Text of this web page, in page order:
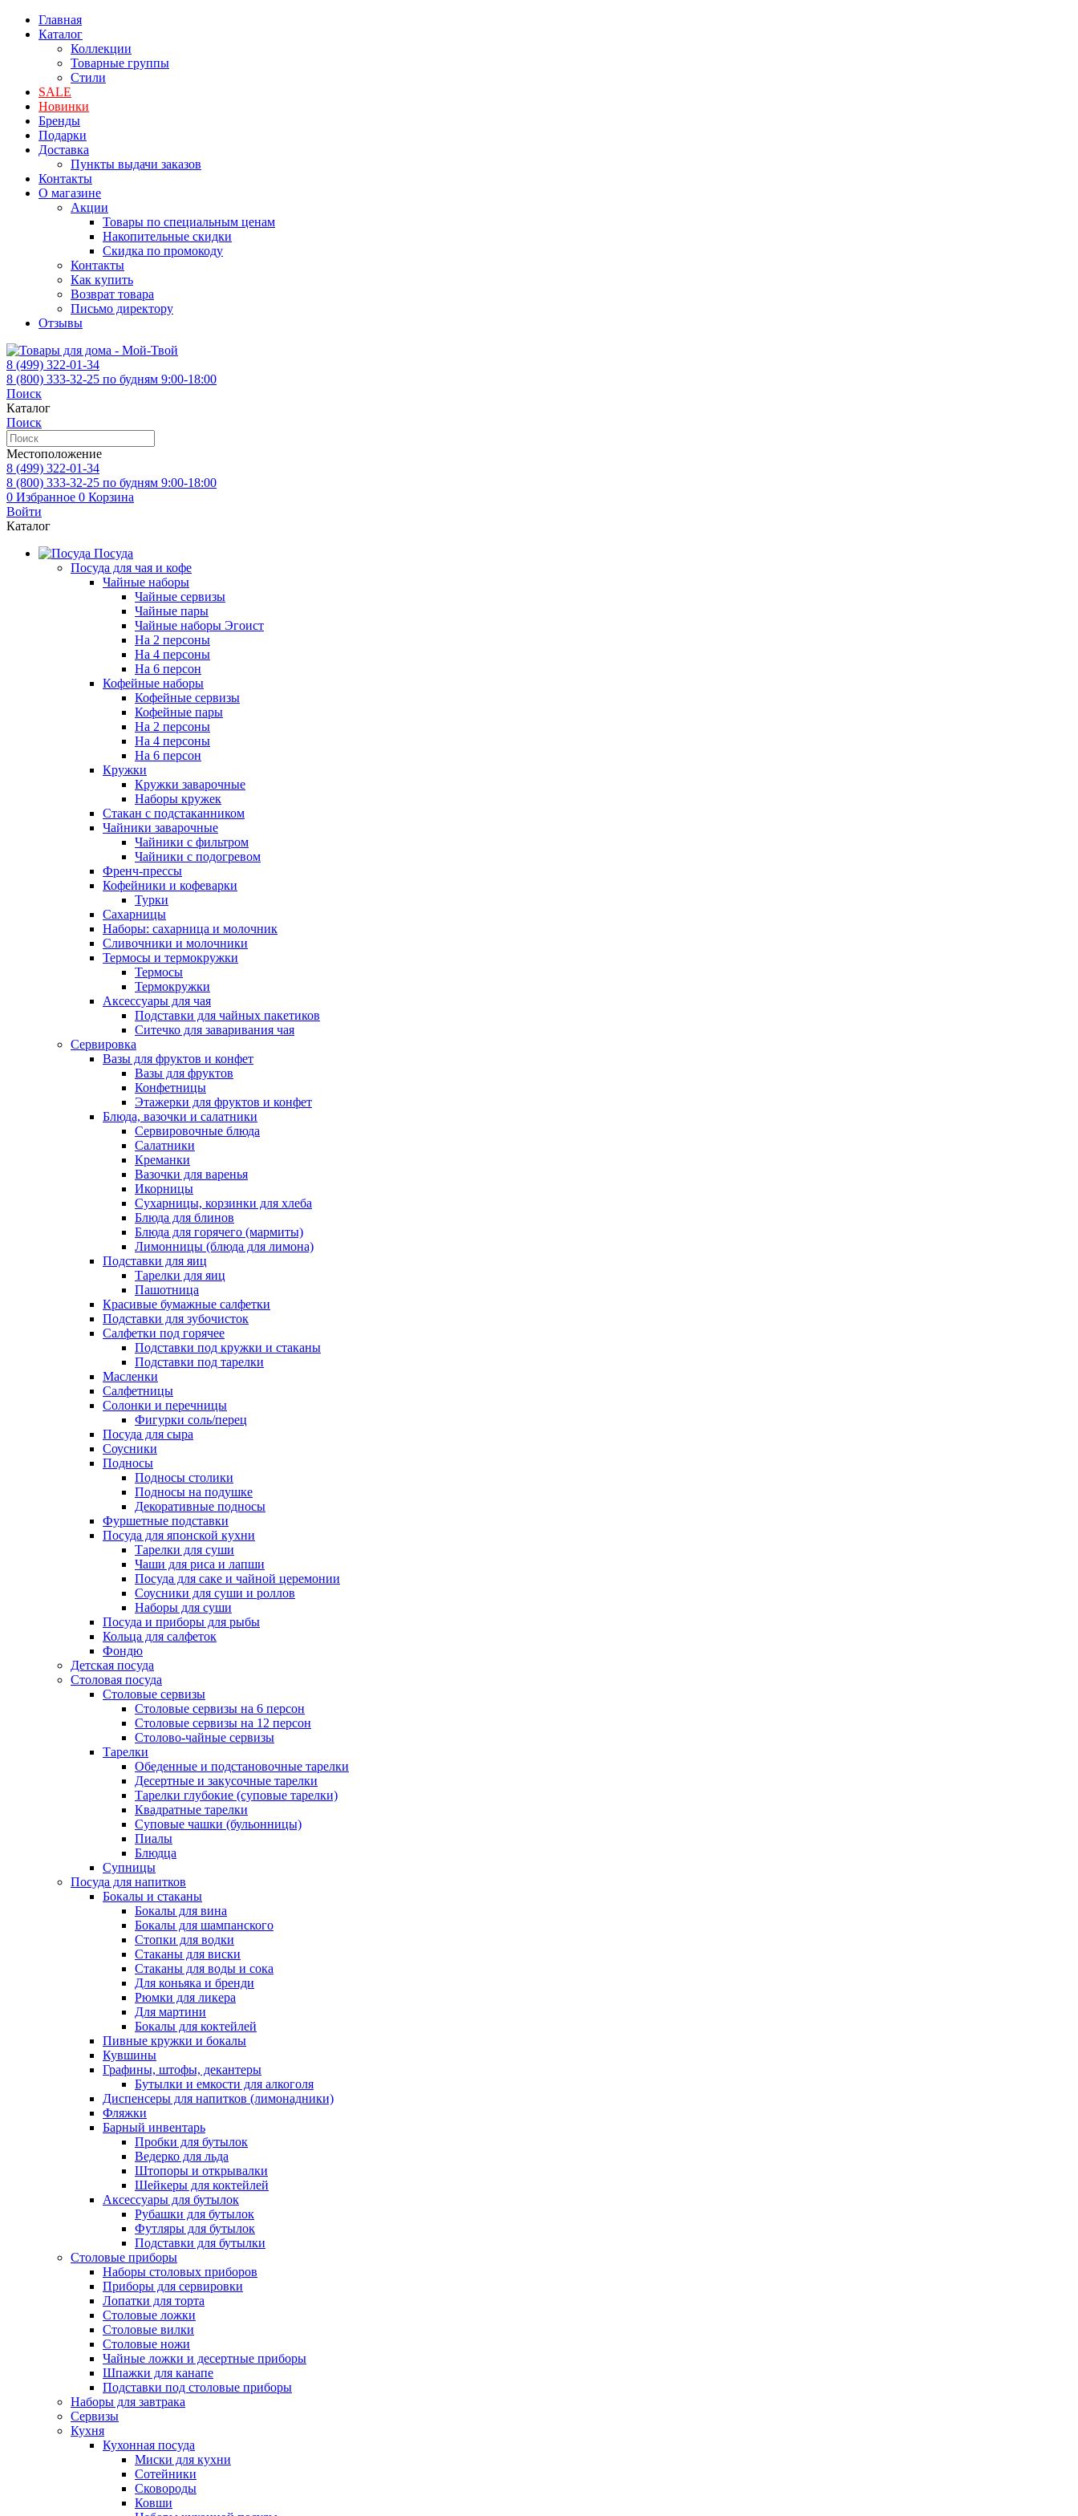
Главная
Каталог
Коллекции
Товарные группы
Стили
SALE
Новинки
Бренды
Подарки
Доставка
Пункты выдачи заказов
Контакты
О магазине
Акции
Товары по специальным ценам
Накопительные скидки
Скидка по промокоду
Контакты
Как купить
Возврат товара
Письмо директору
Отзывы
8 (499) 322-01-34
8 (800) 333-32-25 по будням 9:00-18:00
Поиск
Каталог
Поиск
Местоположение
8 (499) 322-01-34
8 (800) 333-32-25 по будням 9:00-18:00
0 Избранное 0 Корзина
Войти
Каталог
Посуда
Посуда для чая и кофе
Чайные наборы
Чайные сервизы
Чайные пары
Чайные наборы Эгоист
На 2 персоны
На 4 персоны
На 6 персон
Кофейные наборы
Кофейные сервизы
Кофейные пары
На 2 персоны
На 4 персоны
На 6 персон
Кружки
Кружки заварочные
Наборы кружек
Стакан с подстаканником
Чайники заварочные
Чайники с фильтром
Чайники с подогревом
Френч-прессы
Кофейники и кофеварки
Турки
Сахарницы
Наборы: сахарница и молочник
Сливочники и молочники
Термосы и термокружки
Термосы
Термокружки
Аксессуары для чая
Подставки для чайных пакетиков
Ситечко для заваривания чая
Сервировка
Вазы для фруктов и конфет
Вазы для фруктов
Конфетницы
Этажерки для фруктов и конфет
Блюда, вазочки и салатники
Сервировочные блюда
Салатники
Креманки
Вазочки для варенья
Икорницы
Сухарницы, корзинки для хлеба
Блюда для блинов
Блюда для горячего (мармиты)
Лимонницы (блюда для лимона)
Подставки для яиц
Тарелки для яиц
Пашотница
Красивые бумажные салфетки
Подставки для зубочисток
Салфетки под горячее
Подставки под кружки и стаканы
Подставки под тарелки
Масленки
Салфетницы
Солонки и перечницы
Фигурки соль/перец
Посуда для сыра
Соусники
Подносы
Подносы столики
Подносы на подушке
Декоративные подносы
Фуршетные подставки
Посуда для японской кухни
Тарелки для суши
Чаши для риса и лапши
Посуда для саке и чайной церемонии
Соусники для суши и роллов
Наборы для суши
Посуда и приборы для рыбы
Кольца для салфеток
Фондю
Детская посуда
Столовая посуда
Столовые сервизы
Столовые сервизы на 6 персон
Столовые сервизы на 12 персон
Столово-чайные сервизы
Тарелки
Обеденные и подстановочные тарелки
Десертные и закусочные тарелки
Тарелки глубокие (суповые тарелки)
Квадратные тарелки
Суповые чашки (бульонницы)
Пиалы
Блюдца
Супницы
Посуда для напитков
Бокалы и стаканы
Бокалы для вина
Бокалы для шампанского
Стопки для водки
Стаканы для виски
Стаканы для воды и сока
Для коньяка и бренди
Рюмки для ликера
Для мартини
Бокалы для коктейлей
Пивные кружки и бокалы
Кувшины
Графины, штофы, декантеры
Бутылки и емкости для алкоголя
Диспенсеры для напитков (лимонадники)
Фляжки
Барный инвентарь
Пробки для бутылок
Ведерко для льда
Штопоры и открывалки
Шейкеры для коктейлей
Аксессуары для бутылок
Рубашки для бутылок
Футляры для бутылок
Подставки для бутылки
Столовые приборы
Наборы столовых приборов
Приборы для сервировки
Лопатки для торта
Столовые ложки
Столовые вилки
Столовые ножи
Чайные ложки и десертные приборы
Шпажки для канапе
Подставки под столовые приборы
Наборы для завтрака
Сервизы
Кухня
Кухонная посуда
Миски для кухни
Сотейники
Сковороды
Ковши